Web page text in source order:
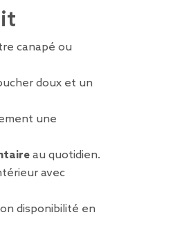
canapé ou
doux et un
une
au quotidien.
avec
disponibilité en